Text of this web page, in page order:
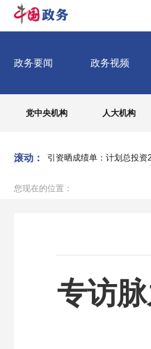
党中央机构 人大机构
滚动：
招商引资晒成绩单：计划总投资2.78万
您现在的位置：
专访